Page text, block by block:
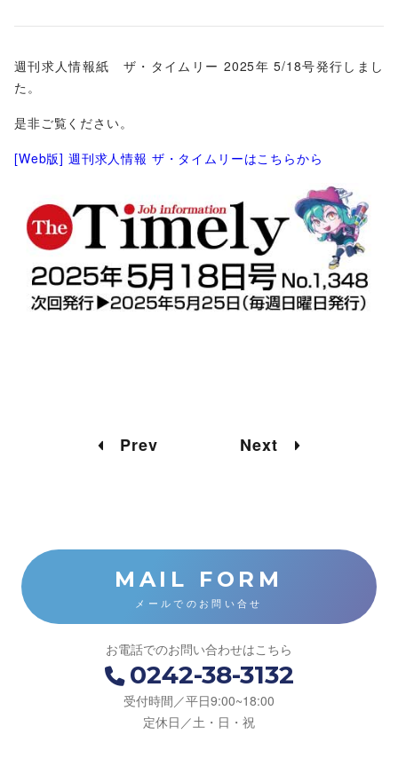
週刊求人情報紙 ザ・タイムリー 2025年 5/18号発行しまし
た。
是非ご覧ください。
[Web版] 週刊求人情報 ザ・タイムリーはこちらから
Prev Next
MAIL FORM
メールでのお問い合せ
お電話でのお問い合わせはこちら
0242-38-3132
受付時間／平日9:00~18:00
定休日／土・日・祝